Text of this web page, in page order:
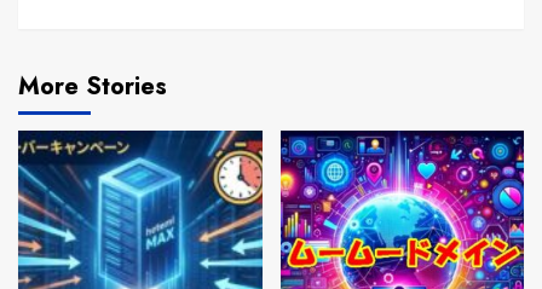
More Stories